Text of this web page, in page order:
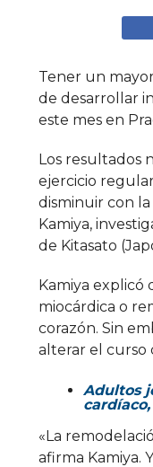
Tener un
de desarrollar
este mes en
Los resultados
ejercicio
disminuir con
Kamiya,
de Kitasato
Kamiya
miocárdica o
corazón. Sin
alterar el curso
Adultos
«La
afirma Kamiya.